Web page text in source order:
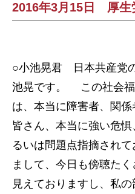
2016年3月15日 厚
○小池晃君 日本共産党
池晃です。 この社会
は、本当に障害者、関係
皆さん、本当に強い危惧
るいは問題点指摘されて
まして、今日も傍聴たく
見えておりますし、私の